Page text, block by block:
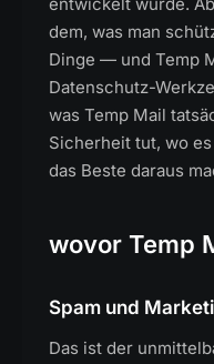
dem, was man
Dinge — und Temp
Datenschutz-
was Temp Mail
Sicherheit tut, wo
das Beste daraus
wovor Temp
Spam und
Das ist der